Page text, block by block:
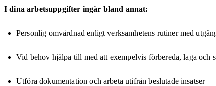
I dina arbetsuppgifter ingår bland annat:
Personlig omvårdnad enligt verksamhetens rutiner med
Vid behov hjälpa till med att exempelvis förbereda, laga och
Utföra dokumentation och arbeta utifrån beslutade insatser